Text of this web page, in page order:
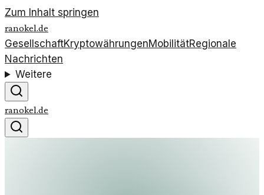
Zum Inhalt springen
ranokel.de
GesellschaftKryptowährungenMobilitätRegionale
Nachrichten
Weitere
ranokel.de